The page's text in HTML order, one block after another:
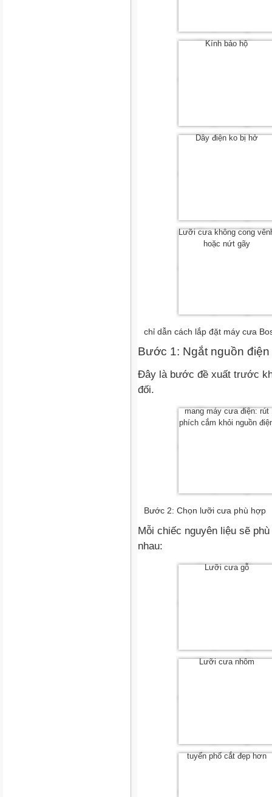
Kính bảo hộ
Dây điện ko bị hở
Lưỡi cưa không cong
hoặc nứt gãy
chỉ dẫn cách lắp đặt máy cưa
Bước 1: Ngắt nguồn
Đây là bước đề xuất trước
đối.
mang máy cưa điện: rút
phích cắm khỏi nguồn
Bước 2: Chọn lưỡi cưa phù hợp
Mỗi chiếc nguyên liệu sẽ
nhau:
Lưỡi cưa gỗ
Lưỡi cưa nhôm
tuyến phố cắt đẹp hơn